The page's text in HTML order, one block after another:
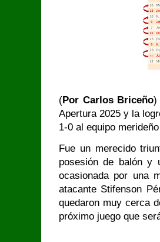
(Por Carlos Briceño)
Apertura 2025 y la
1-0 al equipo
Fue un merecido
posesión de balón y
ocasionada por una
atacante Stifenson
quedaron muy cerca
próximo juego que